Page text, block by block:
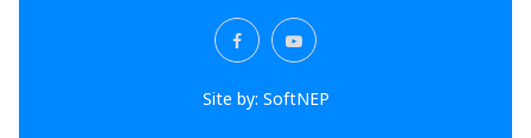
Site by: SoftNEP